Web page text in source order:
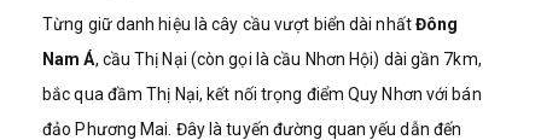
Từng giữ danh hiệu là cây cầu vượt biển dài nhấtĐông
Nam Á, cầu Thị Nại (còn gọi là cầu Nhơn Hội) dài gần 7km,
bắc qua đầm Thị Nại, kết nối trọng điểm Quy Nhơn với bán
đảo Phương Mai. Đây là tuyến đường quan yếu dẫn đến